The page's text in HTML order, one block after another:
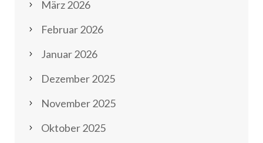
März 2026
Februar 2026
Januar 2026
Dezember 2025
November 2025
Oktober 2025